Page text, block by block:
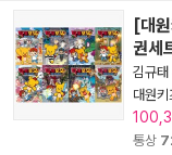
[대
권세
김규태
대원키
통상